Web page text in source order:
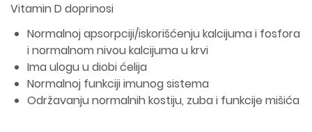
Vitamin D doprinosi
Normalnoj apsorpciji/iskorišćenju kalcijuma i fosfora
i normalnom nivou kalcijuma u krvi
Ima ulogu u diobi ćelija
Normalnoj funkciji imunog sistema
Održavanju normalnih kostiju, zuba i funkcije mišića